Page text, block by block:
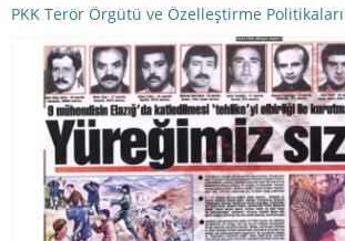
PKK Terör Örgütü ve Özelleştirme